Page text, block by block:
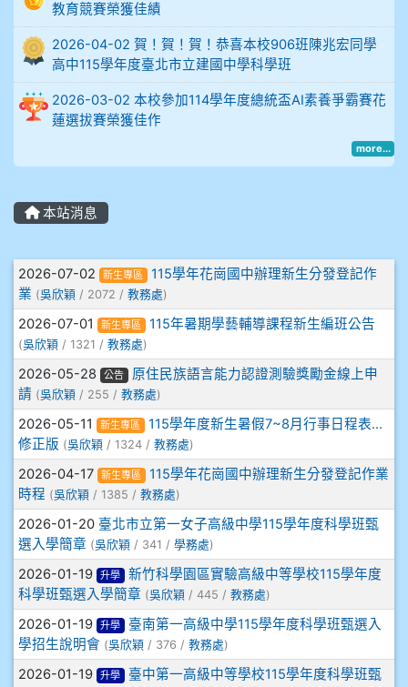
903陳品帆
904彭子庭
905蔣昇和
905周沛蓉
905鄭瑀安
907張晏寧
908彭主豪
909林柏翰
909林玉楓
909林朝智
910謝尚橙
910呂芃澔
910溫婕伶
911王祉傑
教育競賽榮獲佳績
2026-04-02 賀！賀！賀！恭喜本校906班陳兆宏同學
高中115學年度臺北市立建國中學科學班
2026-03-02 本校參加114學年度總統盃AI素養爭霸賽花
蓮選拔賽榮獲佳作
more...
本站消息
文章列表
2026-07-02 新生專區
115學年花崗國中辦理新生分發登記作
業 (吳欣穎 / 2072 / 教務處)
2026-07-01 新生專區 115年暑期學藝輔導課程新生編班公告
(吳欣穎 / 1321 / 教務處)
2026-05-28 公告
原住民族語言能力認證測驗獎勵金線上申
請 (吳欣穎 / 255 / 教務處)
2026-05-11 新生專區
115學年度新生暑假7~8月行事日程表…
修正版 (吳欣穎 / 1324 / 教務處)
2026-04-17 新生專區
115學年花崗國中辦理新生分發登記作業
時程 (吳欣穎 / 1385 / 教務處)
2026-01-20 臺北市立第一女子高級中學115學年度科學班甄
選入學簡章 (吳欣穎 / 341 / 學務處)
2026-01-19 升學
新竹科學園區實驗高級中等學校115學年度
科學班甄選入學簡章 (吳欣穎 / 445 / 教務處)
2026-01-19 升學
臺南第一高級中學115學年度科學班甄選入
學招生說明會 (吳欣穎 / 376 / 教務處)
2026-01-19 升學
臺中第一高級中等學校115學年度科學班甄